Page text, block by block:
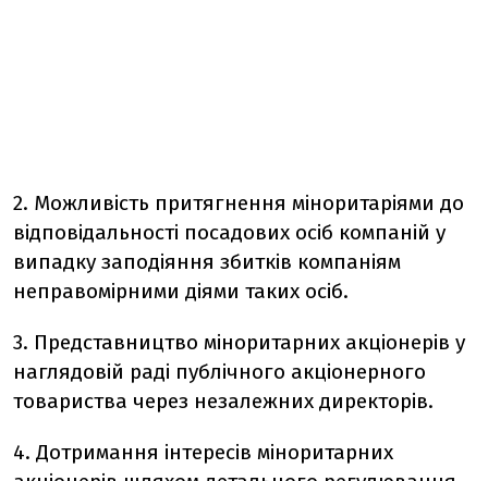
2. Можливість притягнення міноритаріями до
відповідальності посадових осіб компаній у
випадку заподіяння збитків компаніям
неправомірними діями таких осіб.
3. Представництво міноритарних акціонерів у
наглядовій раді публічного акціонерного
товариства через незалежних директорів.
4. Дотримання інтересів міноритарних